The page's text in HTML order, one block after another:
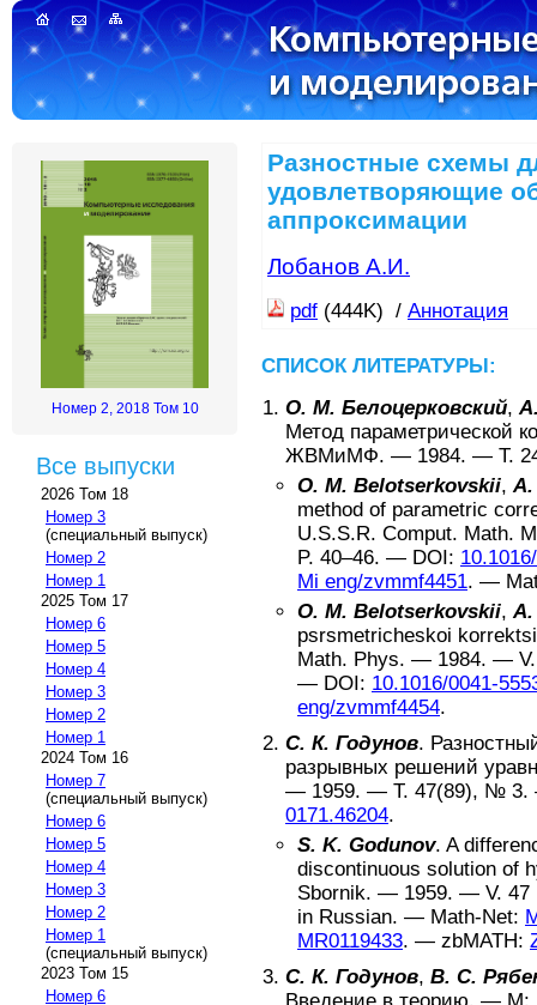
Номер 2, 2018 Том 10
Все выпуски
2026 Том 18
Номер 3
(специальный выпуск)
Номер 2
Номер 1
2025 Том 17
Номер 6
Номер 5
Номер 4
Номер 3
Номер 2
Номер 1
2024 Том 16
Номер 7
(специальный выпуск)
Номер 6
Номер 5
Номер 4
Номер 3
Номер 2
Номер 1
(специальный выпуск)
2023 Том 15
Номер 6
Разностные схемы
удовлетворяющие
аппроксимации
Лобанов А.И.
pdf (444K) / Аннотация
СПИСОК ЛИТЕРАТУРЫ:
О. М. Белоцерковский,
Метод параметрической
ЖВМиМФ. — 1984. — Т.
O. M. Belotserkovskii,
method of parametric
U.S.S.R. Comput. Math.
P. 40–46. — DOI:
Mi eng/zvmmf4451. —
O. M. Belotserkovskii,
psrsmetricheskoi
Math. Phys. — 1984. —
— DOI: 10.1016/0041-
eng/zvmmf4454.
С. К. Годунов.
разрывных решений
— 1959. — Т. 47(89), № 3.
0171.46204.
S. K. Godunov. A
discontinuous solution of
Sbornik. — 1959. — V. 47
in Russian. — Math-Net:
MR0119433. — zbMATH:
С. К. Годунов, В. С.